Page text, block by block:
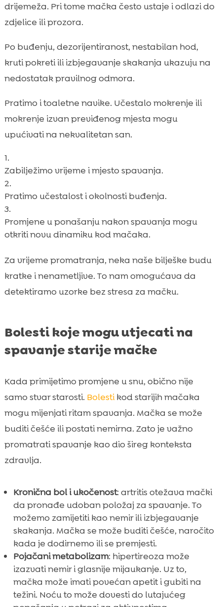
drijemeža. Pri tome mačka često ustaje i odlazi do
zdjelice ili prozora.
Po buđenju, dezorijentiranost, nestabilan hod,
kruti pokreti ili izbjegavanje skakanja ukazuju na
nedostatak pravilnog odmora.
Pratimo i toaletne navike. Učestalo mokrenje ili
mokrenje izvan previđenog mjesta mogu
upućivati na nekvalitetan san.
Zabilježimo vrijeme i mjesto spavanja.
Pratimo učestalost i okolnosti buđenja.
Promjene u ponašanju nakon spavanja mogu
otkriti novu dinamiku kod mačaka.
Za vrijeme promatranja, neka naše bilješke budu
kratke i nenametljive. To nam omogućava da
detektiramo uzorke bez stresa za mačku.
Bolesti koje mogu utjecati na
spavanje starije mačke
Kada primijetimo promjene u snu, obično nije
samo stvar starosti. Bolestikod starijih mačaka
mogu mijenjati ritam spavanja. Mačka se može
buditi češće ili postati nemirna. Zato je važno
promatrati spavanje kao dio šireg konteksta
zdravlja.
Kronična bol i ukočenost: artritis otežava mački
da pronađe udoban položaj za spavanje. To
možemo zamijetiti kao nemir ili izbjegavanje
skakanja. Mačka se može buditi češće, naročito
kada je dodirnemo ili se premjesti.
Pojačani metabolizam: hipertireoza može
izazvati nemir i glasnije mijaukanje. Uz to,
mačka može imati povećan apetit i gubiti na
težini. Noću to može dovesti do lutajućeg